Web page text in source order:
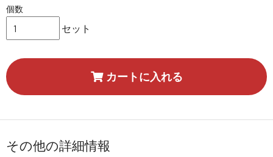
個数
セット
カートに入れる
その他の詳細情報